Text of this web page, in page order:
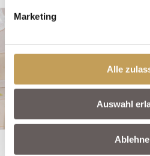
Marketing
Alle
Auswahl
ERSTMAL